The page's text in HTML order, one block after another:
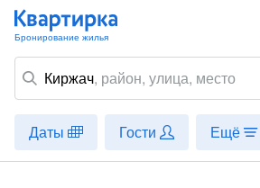
Киржач, район, улица, место
Даты Гости Ещё